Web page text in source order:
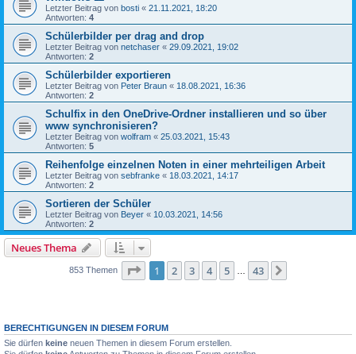
Letzter Beitrag von bosti « 21.11.2021, 18:20
Antworten: 4
Schülerbilder per drag and drop
Letzter Beitrag von netchaser « 29.09.2021, 19:02
Antworten: 2
Schülerbilder exportieren
Letzter Beitrag von Peter Braun « 18.08.2021, 16:36
Antworten: 2
Schulfix in den OneDrive-Ordner installieren und so über
www synchronisieren?
Letzter Beitrag von wolfram « 25.03.2021, 15:43
Antworten: 5
Reihenfolge einzelnen Noten in einer mehrteiligen Arbeit
Letzter Beitrag von sebfranke « 18.03.2021, 14:17
Antworten: 2
Sortieren der Schüler
Letzter Beitrag von Beyer « 10.03.2021, 14:56
Antworten: 2
Neues Thema
853 Themen Seite 1von 43
1 2 3 4 5 43
BERECHTIGUNGEN IN DIESEM FORUM
Sie dürfen keine neuen Themen in diesem Forum erstellen.